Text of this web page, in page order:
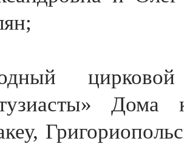
цирковой
Дома